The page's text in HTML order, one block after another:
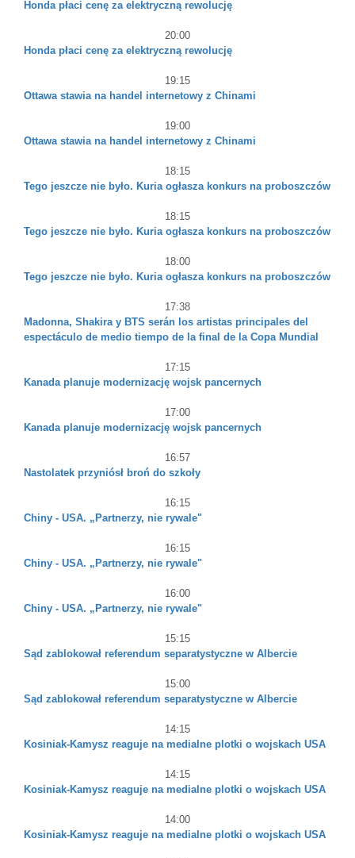
Honda płaci cenę za elektryczną rewolucję
20:00
Honda płaci cenę za elektryczną rewolucję
19:15
Ottawa stawia na handel internetowy z Chinami
19:00
Ottawa stawia na handel internetowy z Chinami
18:15
Tego jeszcze nie było. Kuria ogłasza konkurs na proboszczów
18:15
Tego jeszcze nie było. Kuria ogłasza konkurs na proboszczów
18:00
Tego jeszcze nie było. Kuria ogłasza konkurs na proboszczów
17:38
Madonna, Shakira y BTS serán los artistas principales del
espectáculo de medio tiempo de la final de la Copa Mundial
17:15
Kanada planuje modernizację wojsk pancernych
17:00
Kanada planuje modernizację wojsk pancernych
16:57
Nastolatek przyniósł broń do szkoły
16:15
Chiny - USA. „Partnerzy, nie rywale"
16:15
Chiny - USA. „Partnerzy, nie rywale"
16:00
Chiny - USA. „Partnerzy, nie rywale"
15:15
Sąd zablokował referendum separatystyczne w Albercie
15:00
Sąd zablokował referendum separatystyczne w Albercie
14:15
Kosiniak-Kamysz reaguje na medialne plotki o wojskach USA
14:15
Kosiniak-Kamysz reaguje na medialne plotki o wojskach USA
14:00
Kosiniak-Kamysz reaguje na medialne plotki o wojskach USA